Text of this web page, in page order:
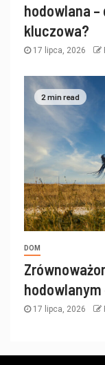
hodowlana
kluczowa?
17 lipca, 2026
2 min read
DOM
17 lipca, 2026